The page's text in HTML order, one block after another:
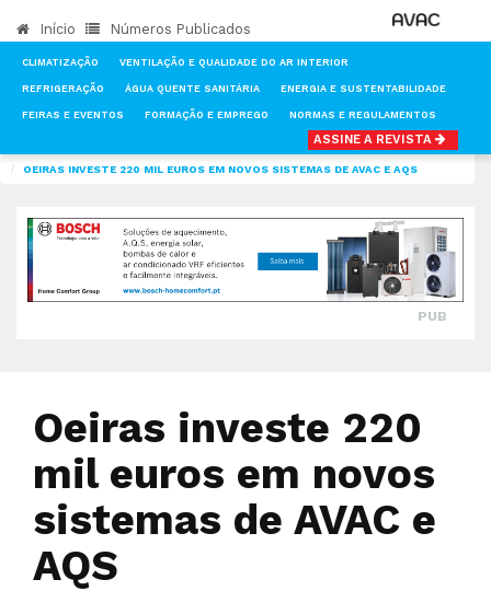
Início Números Publicados
CLIMATIZAÇÃO VENTILAÇÃO E QUALIDADE DO AR INTERIOR
REFRIGERAÇÃO ÁGUA QUENTE SANITÁRIA ENERGIA E SUSTENTABILIDADE
FEIRAS E EVENTOS FORMAÇÃO E EMPREGO NORMAS E REGULAMENTOS
ASSINE A REVISTA
OEIRAS INVESTE 220 MIL EUROS EM NOVOS SISTEMAS DE AVAC E AQS
PUB
Oeiras investe 220
mil euros em novos
sistemas de AVAC e
AQS